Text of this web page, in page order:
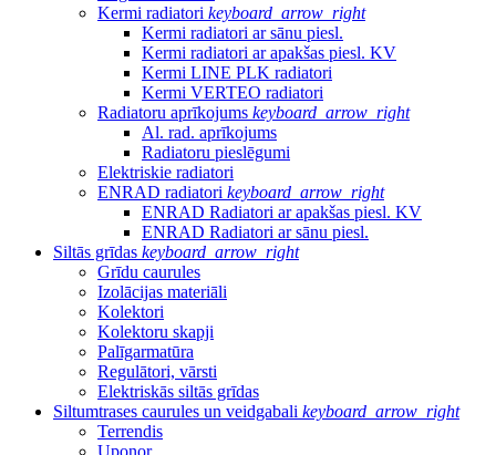
Kermi radiatori keyboard_arrow_right
Kermi radiatori ar sānu piesl.
Kermi radiatori ar apakšas piesl. KV
Kermi LINE PLK radiatori
Kermi VERTEO radiatori
Radiatoru aprīkojums keyboard_arrow_right
Al. rad. aprīkojums
Radiatoru pieslēgumi
Elektriskie radiatori
ENRAD radiatori keyboard_arrow_right
ENRAD Radiatori ar apakšas piesl. KV
ENRAD Radiatori ar sānu piesl.
Siltās grīdas keyboard_arrow_right
Grīdu caurules
Izolācijas materiāli
Kolektori
Kolektoru skapji
Palīgarmatūra
Regulātori, vārsti
Elektriskās siltās grīdas
Siltumtrases caurules un veidgabali keyboard_arrow_right
Terrendis
Uponor